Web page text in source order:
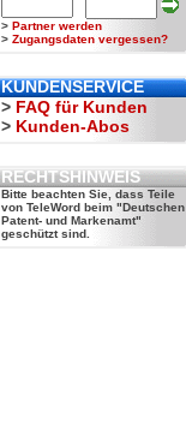
> Partner werden
> Zugangsdaten vergessen?
KUNDENSERVICE
> FAQ für Kunden
> Kunden-Abos
RECHTSHINWEIS
Bitte beachten Sie, dass Teile
von TeleWord beim "Deutschen
Patent- und Markenamt"
geschützt sind.